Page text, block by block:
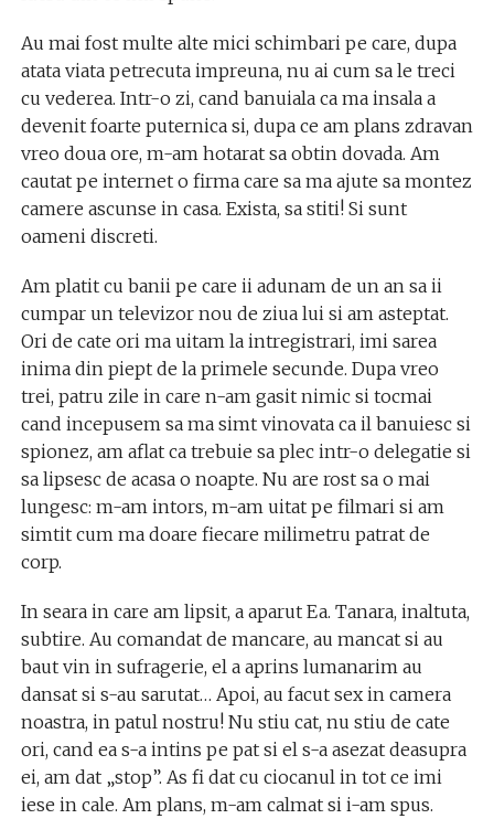
Au mai fost multe alte mici schimbari pe care, dupa
atata viata petrecuta impreuna, nu ai cum sa le treci
cu vederea. Intr-o zi, cand banuiala ca ma insala a
devenit foarte puternica si, dupa ce am plans zdravan
vreo doua ore, m-am hotarat sa obtin dovada. Am
cautat pe internet o firma care sa ma ajute sa montez
camere ascunse in casa. Exista, sa stiti! Si sunt
oameni discreti.
Am platit cu banii pe care ii adunam de un an sa ii
cumpar un televizor nou de ziua lui si am asteptat.
Ori de cate ori ma uitam la intregistrari, imi sarea
inima din piept de la primele secunde. Dupa vreo
trei, patru zile in care n-am gasit nimic si tocmai
cand incepusem sa ma simt vinovata ca il banuiesc si
spionez, am aflat ca trebuie sa plec intr-o delegatie si
sa lipsesc de acasa o noapte. Nu are rost sa o mai
lungesc: m-am intors, m-am uitat pe filmari si am
simtit cum ma doare fiecare milimetru patrat de
corp.
In seara in care am lipsit, a aparut Ea. Tanara, inaltuta,
subtire. Au comandat de mancare, au mancat si au
baut vin in sufragerie, el a aprins lumanarim au
dansat si s-au sarutat… Apoi, au facut sex in camera
noastra, in patul nostru! Nu stiu cat, nu stiu de cate
ori, cand ea s-a intins pe pat si el s-a asezat deasupra
ei, am dat „stop”. As fi dat cu ciocanul in tot ce imi
iese in cale. Am plans, m-am calmat si i-am spus.